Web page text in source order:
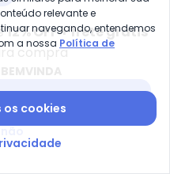
-55%
12% OFF + frete grátis
compra
relevante e
navegando, entendemos
a nossa Política de
cookies